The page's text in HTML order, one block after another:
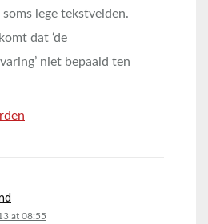
lege tekstvelden.
dat ‘de
niet bepaald ten
at 08:55